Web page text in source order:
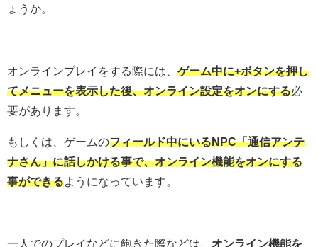
ょうか。
オンラインプレイをする際には、 ゲーム中に+ボタンを押し
てメニューを表示した後、オンライン設定をオンにする必
要があります。
もしくは、ゲームのフィールド中にいるNPC「通信アンテ
ナさん」に話しかける事で、オンライン機能をオンにする
事ができるようになっています。
一人でのプレイなどに飽きた際などは、 オンライン機能を